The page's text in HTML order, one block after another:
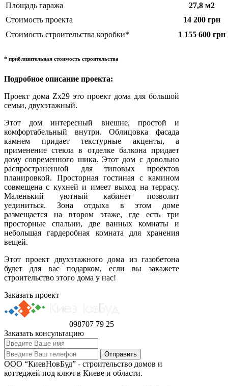
Площадь гаража
27,8 м2
Стоимость проекта
14 200 грн
Стоимость строительства коробки*
1 155 600 грн
* приблизительная стоимость строительства
Подробное описание проекта:
Проект дома Zx29 это проект дома для большой
семьи, двухэтажный.
Этот дом интересный внешне, простой и
комфортабельный внутри. Облицовка фасада
камнем придает текстурные акценты, а
применение стекла в отделке балкона придает
дому современного шика. Этот дом с довольно
распространенной для типовых проектов
планировкой. Просторная гостиная с камином
совмещена с кухней и имеет выход на террасу.
Маленький уютный кабинет позволит
уединиться. Зона отдыха в этом доме
размещается на втором этаже, где есть три
просторные спальни, две ванных комнаты и
небольшая гардеробная комната для хранения
вещей.
Этот проект двухэтажного дома из газобетона
будет для вас подарком, если вы закажете
строительство этого дома у нас!
Заказать проект
098707 79 25
Заказать консультацию
ООО “КиевНовБуд” - строительство домов и
коттеджей под ключ в Киеве и области.